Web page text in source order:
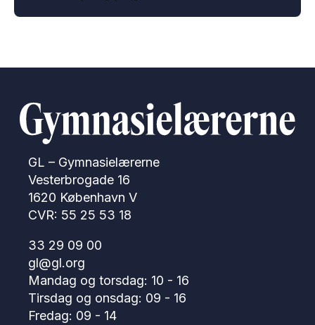
GL – Gymnasielærerne
Vesterbrogade 16
1620 København V
CVR: 55 25 53 18
33 29 09 00
gl@gl.org
Mandag og torsdag: 10 - 16
Tirsdag og onsdag: 09 - 16
Fredag: 09 - 14